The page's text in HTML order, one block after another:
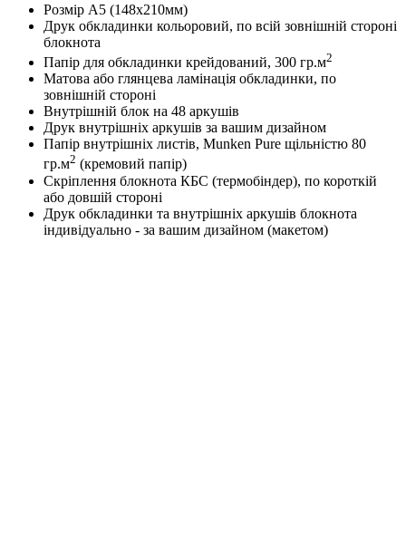
Розмір А5 (148х210мм)
Друк обкладинки кольоровий, по всій зовнішній стороні
блокнота
Папір для обкладинки крейдований, 300 гр.м2
Матова або глянцева ламінація обкладинки, по
зовнішній стороні
Внутрішній блок на 48 аркушів
Друк внутрішніх аркушів за вашим дизайном
Папір внутрішніх листів, Munken Pure щільністю 80
гр.м2 (кремовий папір)
Скріплення блокнота КБС (термобіндер), по короткій
або довшій стороні
Друк обкладинки та внутрішніх аркушів блокнота
індивідуально - за вашим дизайном (макетом)